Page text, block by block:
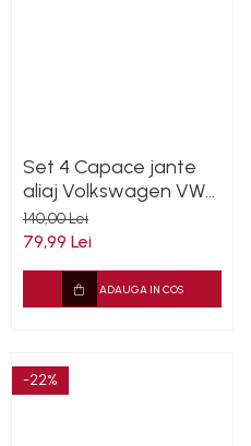
Set 4 Capace jante
aliaj Volkswagen VW
65mm 3B7601171
140,00 Lei
79,99 Lei
ADAUGA IN COS
-22%